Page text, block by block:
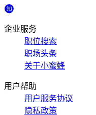
企业服务
职位搜索
职场头条
关于小蜜蜂
用户帮助
用户服务协议
隐私政策